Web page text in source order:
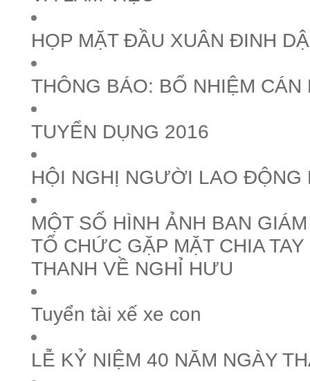
HỌP MẶT ĐẦU XUÂN ĐINH
THÔNG BÁO: BỔ NHIỆM
TUYỂN DỤNG 2016
HỘI NGHỊ NGƯỜI LAO ĐỘNG
MỘT SỐ HÌNH ẢNH BAN
TỔ CHỨC GẶP MẶT CHIA
THANH VỀ NGHỈ HƯU
Tuyển tài xế xe con
LỄ KỶ NIỆM 40 NĂM NGÀY